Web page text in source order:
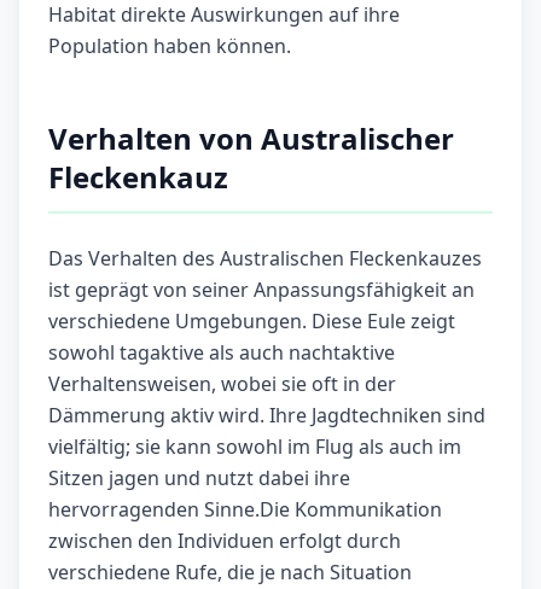
Habitat direkte Auswirkungen auf ihre
Population haben können.
Verhalten von Australischer
Fleckenkauz
Das Verhalten des Australischen Fleckenkauzes
ist geprägt von seiner Anpassungsfähigkeit an
verschiedene Umgebungen. Diese Eule zeigt
sowohl tagaktive als auch nachtaktive
Verhaltensweisen, wobei sie oft in der
Dämmerung aktiv wird. Ihre Jagdtechniken sind
vielfältig; sie kann sowohl im Flug als auch im
Sitzen jagen und nutzt dabei ihre
hervorragenden Sinne.Die Kommunikation
zwischen den Individuen erfolgt durch
verschiedene Rufe, die je nach Situation